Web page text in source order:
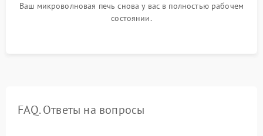
Ваш микроволновая печь снова у вас в полностью рабочем
состоянии.
FAQ. Ответы на вопросы